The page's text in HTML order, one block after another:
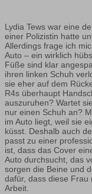
Lydia Tews war eine
einer Polizistin hatte
Allerdings frage ich
Auto – ein wirklich
Füße sind klar
ihren linken Schuh
sie eher auf dem
R4s überhaupt
auszuruhen? Wartet
nur einen Schuh an?
im Auto liegt, weil sie
küsst. Deshalb auch
passt zu einer
ist, dass das Cover
Auto durchsucht, das
sorgen die Beine und
dafür, dass diese Frau
Arbeit.